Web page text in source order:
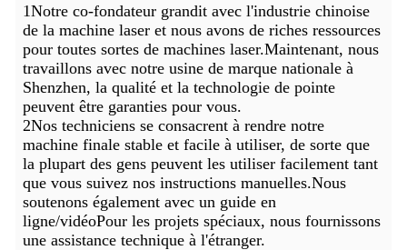
1Notre co-fondateur grandit avec l'industrie chinoise
de la machine laser et nous avons de riches ressources
pour toutes sortes de machines laser.Maintenant, nous
travaillons avec notre usine de marque nationale à
Shenzhen, la qualité et la technologie de pointe
peuvent être garanties pour vous.
2Nos techniciens se consacrent à rendre notre
machine finale stable et facile à utiliser, de sorte que
la plupart des gens peuvent les utiliser facilement tant
que vous suivez nos instructions manuelles.Nous
soutenons également avec un guide en
ligne/vidéoPour les projets spéciaux, nous fournissons
une assistance technique à l'étranger.